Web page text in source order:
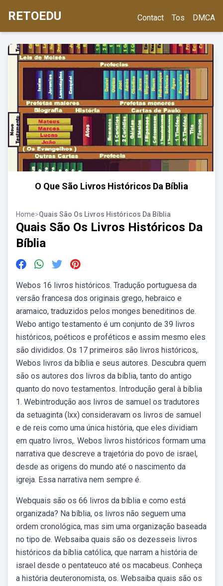
RETOEDU Contact Tos DMCA
O Que São Livros Históricos Da Bíblia
Home>Quais São Os Livros Históricos Da Bíblia
Quais São Os Livros Históricos Da
Bíblia
Webos 16 livros históricos. Tradução portuguesa da
versão francesa dos originais grego, hebraico e
aramaico, traduzidos pelos monges beneditinos de.
Webo antigo testamento é um conjunto de 39 livros
históricos, poéticos e proféticos e assim mesmo eles
são divididos. Os 17 primeiros são livros históricos,.
Webos livros da bíblia e seus autores. Descubra quem
são os autores dos livros da bíblia, tanto do antigo
quanto do novo testamentos. Introdução geral à bíblia
1. Webintrodução aos livros de samuel os tradutores
da setuaginta (lxx) consideravam os livros de samuel
e de reis como uma única história, que eles dividiam
em quatro livros,. Webos livros históricos formam uma
narrativa que descreve a trajetória do povo de israel,
desde as origens do mundo até o nascimento da
igreja. Essa narrativa nem sempre é.
Webquais são os 66 livros da bíblia e como está
organizada? Na bíblia, os livros não seguem uma
ordem cronológica, mas sim uma organização baseada
no tipo de. Websaiba quais são os dezesseis livros
históricos da bíblia católica, que narram a história de
israel desde o pentateuco até os macabeus. Conheça
a história deuteronomista, os. Websaiba quais são os